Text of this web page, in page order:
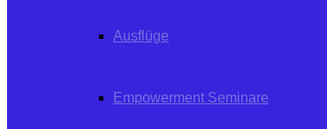
Ausflüge
Empowerment Seminare